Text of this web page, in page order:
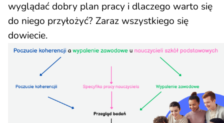
wyglądać dobry plan pracy i dlaczego warto się
do niego przyłożyć? Zaraz wszystkiego się
dowiecie.